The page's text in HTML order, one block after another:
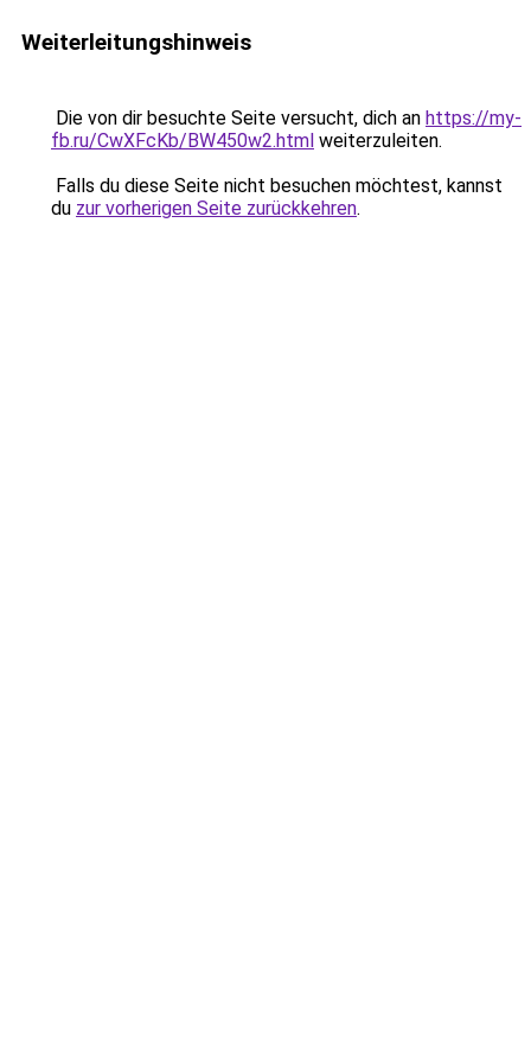
Weiterleitungshinweis
Die von dir besuchte Seite versucht, dich an https://my-
fb.ru/CwXFcKb/BW450w2.html weiterzuleiten.
Falls du diese Seite nicht besuchen möchtest, kannst
du zur vorherigen Seite zurückkehren.